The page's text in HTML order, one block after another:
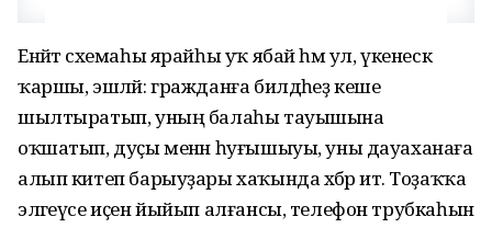
Енәйәт схемаһы ярайһы уҡ ябай һәм ул, үкенескә
ҡаршы, эшләй: гражданға билдәһеҙ кеше
шылтыратып, уның балаһы тауышына
оҡшатып, дуҫы менән һуғышыуы, уны дауаханаға
алып китеп барыуҙары хаҡында хәбәр итә. Тоҙаҡҡа
эләгеүсе иҫен йыйып алғансы, телефон трубкаһын